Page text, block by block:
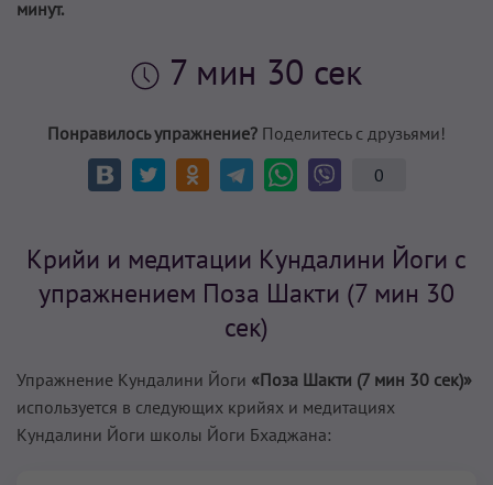
минут.
7 мин 30 сек
Понравилось упражнение? Поделитесь с друзьями!
0
Крийи и медитации Кундалини Йоги с
упражнением Поза Шакти (7 мин 30
сек)
Упражнение Кундалини Йоги «Поза Шакти (7 мин 30 сек)»
используется в следующих крийях и медитациях
Кундалини Йоги школы Йоги Бхаджана: